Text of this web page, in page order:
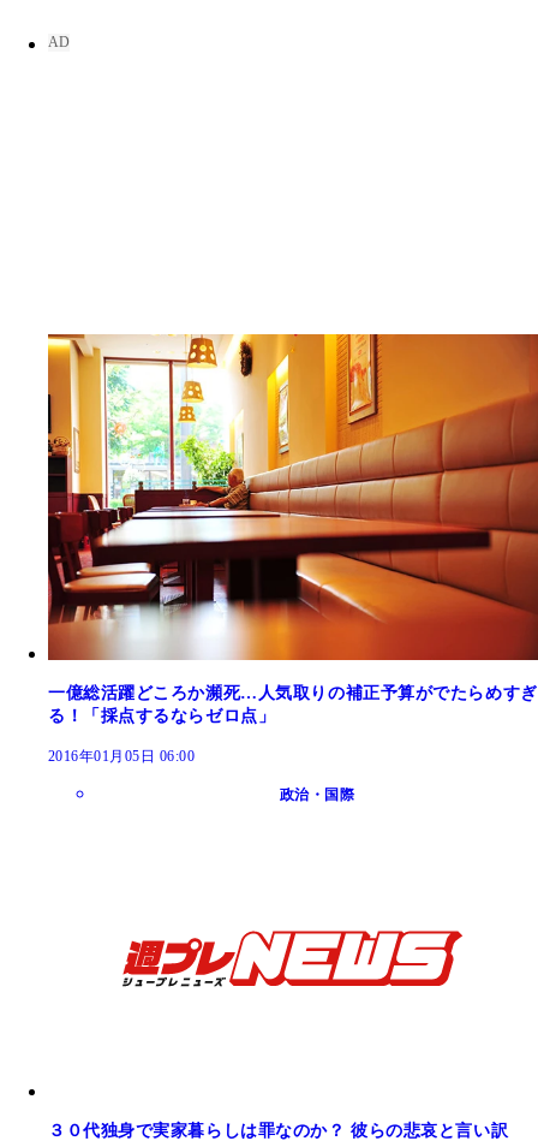
一億総活躍どころか瀕死…人気取りの補正予算がでたらめすぎ
る！「採点するならゼロ点」
2016年01月05日 06:00
政治・国際
３０代独身で実家暮らしは罪なのか？ 彼らの悲哀と言い訳